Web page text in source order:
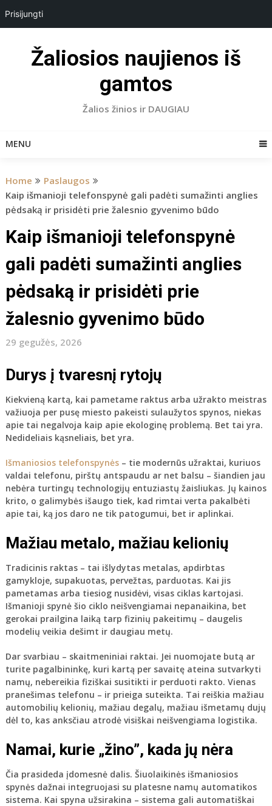
Prisijungti
contentŽaliosios naujienos iš
gamtos
Žalios žinios ir DAUGIAU
MENU
Home
Paslaugos
Kaip išmanioji telefonspynė gali padėti sumažinti anglies
pėdsaką ir prisidėti prie žalesnio gyvenimo būdo
Kaip išmanioji telefonspynė
gali padėti sumažinti anglies
pėdsaką ir prisidėti prie
žalesnio gyvenimo būdo
29 gegužės, 2026
Durys į tvaresnį rytojų
Kiekvieną kartą, kai pametame raktus arba užrakto meistras
važiuoja per pusę miesto pakeisti sulaužytos spynos, niekas
apie tai negalvoja kaip apie ekologinę problemą. Bet tai yra.
Nedideliais kąsneliais, bet yra.
Išmaniosios telefonspynės– tie modernūs užraktai, kuriuos
valdai telefonu, pirštų antspaudu ar net balsu – šiandien jau
nebėra turtingų technologijų entuziastų žaisliukas. Jų kainos
krito, o galimybės išaugo tiek, kad rimtai verta pakalbėti
apie tai, ką jos daro ne tik patogumui, bet ir aplinkai.
Mažiau metalo, mažiau kelionių
Tradicinis raktas – tai išlydytas metalas, apdirbtas
gamykloje, supakuotas, pervežtas, parduotas. Kai jis
pametamas arba tiesiog nusidėvi, visas ciklas kartojasi.
Išmanioji spynė šio ciklo neišvengiamai nepanaikina, bet
gerokai prailgina laiką tarp fizinių pakeitimų – daugelis
modelių veikia dešimt ir daugiau metų.
Dar svarbiau – skaitmeniniai raktai. Jei nuomojate butą ar
turite pagalbininkę, kuri kartą per savaitę ateina sutvarkyti
namų, nebereikia fiziškai susitikti ir perduoti rakto. Vienas
pranešimas telefonu – ir prieiga suteikta. Tai reiškia mažiau
automobilių kelionių, mažiau degalų, mažiau išmetamų dujų
dėl to, kas anksčiau atrodė visiškai neišvengiama logistika.
Namai, kurie „žino”, kada jų nėra
Čia prasideda įdomesnė dalis. Šiuolaikinės išmaniosios
spynės dažnai integruojasi su platesne namų automatikos
sistema. Kai spyna užsirakina – sistema gali automatiškai